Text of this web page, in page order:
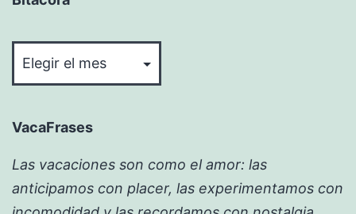
VacaFrases
Las vacaciones son como el amor: las
anticipamos con placer, las experimentamos con